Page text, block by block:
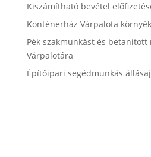
Kiszámítható bevétel
Konténerház Várpalota
Pék szakmunkást és
Várpalotára
Építőipari segédmunkás